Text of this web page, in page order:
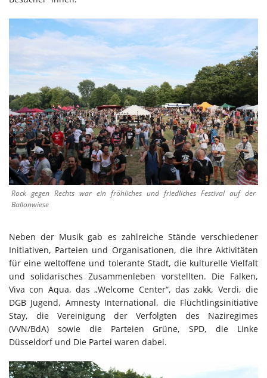
Rock gegen Rechts war ein fröhliches und friedliches Festival auf der
Ballonwiese
Neben der Musik gab es zahlreiche Stände verschiedener
Initiativen, Parteien und Organisationen, die ihre Aktivitäten
für eine weltoffene und tolerante Stadt, die kulturelle Vielfalt
und solidarisches Zusammenleben vorstellten. Die Falken,
Viva con Aqua, das „Welcome Center“, das zakk, Verdi, die
DGB Jugend, Amnesty International, die Flüchtlingsinitiative
Stay, die Vereinigung der Verfolgten des Naziregimes
(VVN/BdA) sowie die Parteien Grüne, SPD, die Linke
Düsseldorf und Die Partei waren dabei.